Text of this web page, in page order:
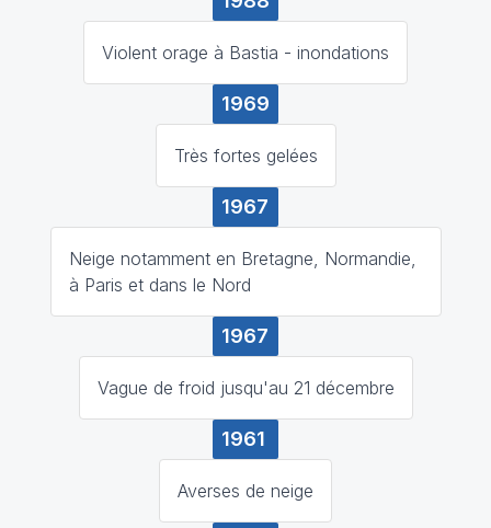
Violent orage à Bastia - inondations
1969
Très fortes gelées
1967
Neige notamment en Bretagne, Normandie,
à Paris et dans le Nord
1967
Vague de froid jusqu'au 21 décembre
1961
Averses de neige